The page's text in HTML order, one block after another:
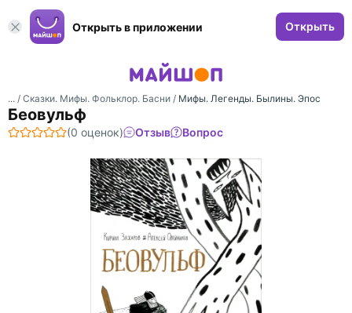
Открыть в приложении Открыть
... / Сказки. Мифы. Фольклор. Басни / Мифы. Легенды. Былины. Эпос
Беовульф
(0 оценок) Отзыв Вопрос